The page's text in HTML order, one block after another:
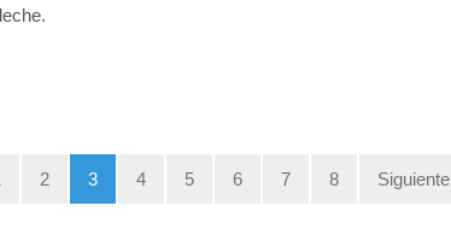
2 3 4 5 6 7 8 Siguiente